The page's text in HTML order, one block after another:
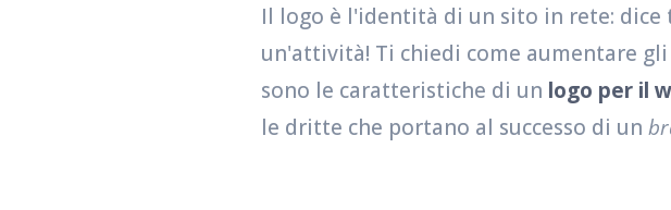
Il logo è l'identità di un sito in rete:
un'attività! Ti chiedi come aumentare
sono le caratteristiche di un logo per il
le dritte che portano al successo di un